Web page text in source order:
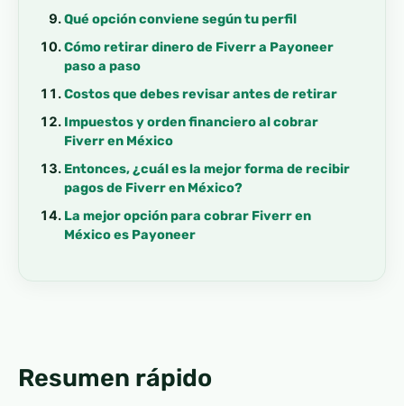
Qué opción conviene según tu perfil
Cómo retirar dinero de Fiverr a Payoneer
paso a paso
Costos que debes revisar antes de retirar
Impuestos y orden financiero al cobrar
Fiverr en México
Entonces, ¿cuál es la mejor forma de recibir
pagos de Fiverr en México?
La mejor opción para cobrar Fiverr en
México es Payoneer
Resumen rápido